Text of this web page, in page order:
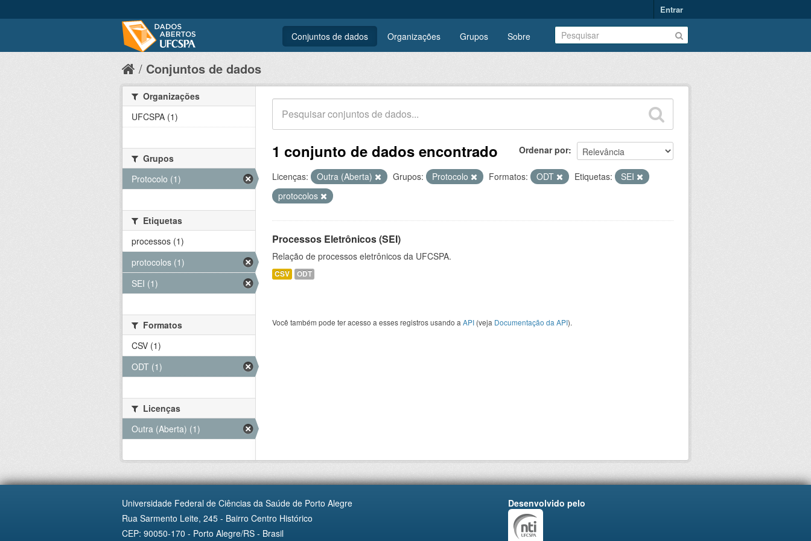
Entrar
Conjuntos de dados Organizações Grupos Sobre
Conjuntos de dados
Ordenar por
1 conjunto de dados encontrado
Licenças: Outra (Aberta) Grupos: Protocolo Formatos: ODT Etiquetas:
SEI
protocolos
Processos Eletrônicos (SEI)
Relação de processos eletrônicos da UFCSPA.
CSV ODT
Você também pode ter acesso a esses registros usando a API (veja Documentação da API).
Organizações
UFCSPA (1)
Grupos
Protocolo (1)
Etiquetas
processos (1)
protocolos (1)
SEI (1)
Formatos
CSV (1)
ODT (1)
Licenças
Outra (Aberta) (1)
Universidade Federal de Ciências da Saúde de Porto Alegre
Rua Sarmento Leite, 245 - Bairro Centro Histórico
CEP: 90050-170 - Porto Alegre/RS - Brasil
Desenvolvido pelo